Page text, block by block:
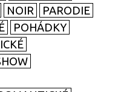
NOIR
PARODIE
POHÁDKY